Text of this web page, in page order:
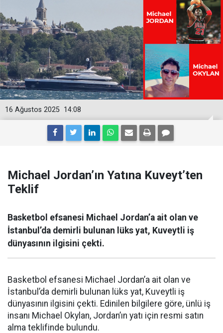
14:08
16 Ağustos 2025
Michael Jordan’ın Yatına Kuveyt’ten
Teklif
Basketbol efsanesi Michael Jordan’a ait olan ve
İstanbul’da demirli bulunan lüks yat, Kuveytli iş
dünyasının ilgisini çekti.
Basketbol efsanesi Michael Jordan’a ait olan ve
İstanbul’da demirli bulunan lüks yat, Kuveytli iş
dünyasının ilgisini çekti. Edinilen bilgilere göre, ünlü iş
insanı Michael Okylan, Jordan’ın yatı için resmi satın
alma teklifinde bulundu.